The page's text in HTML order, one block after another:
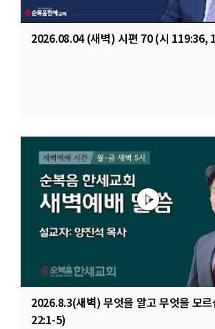
2026.08.04 (새벽) 시편 70 (시 119:36,
2026.8.3(새벽) 무엇을 알고 무엇을 모르십
22:1-5)